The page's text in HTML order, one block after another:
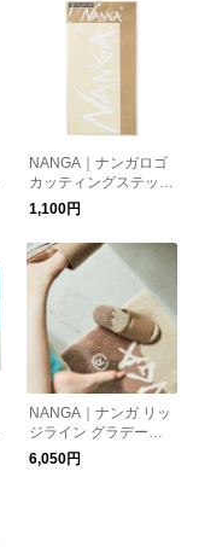
NANGA｜ナンガロゴ
カッティングステッカ
ー/NANGA LOGO CU
TTING STICKER
1,100円
NANGA｜ナンガ リッ
ジライン グラデーシ
ョン ルーム シューズ/
NANGA RIDGELINE
6,050円